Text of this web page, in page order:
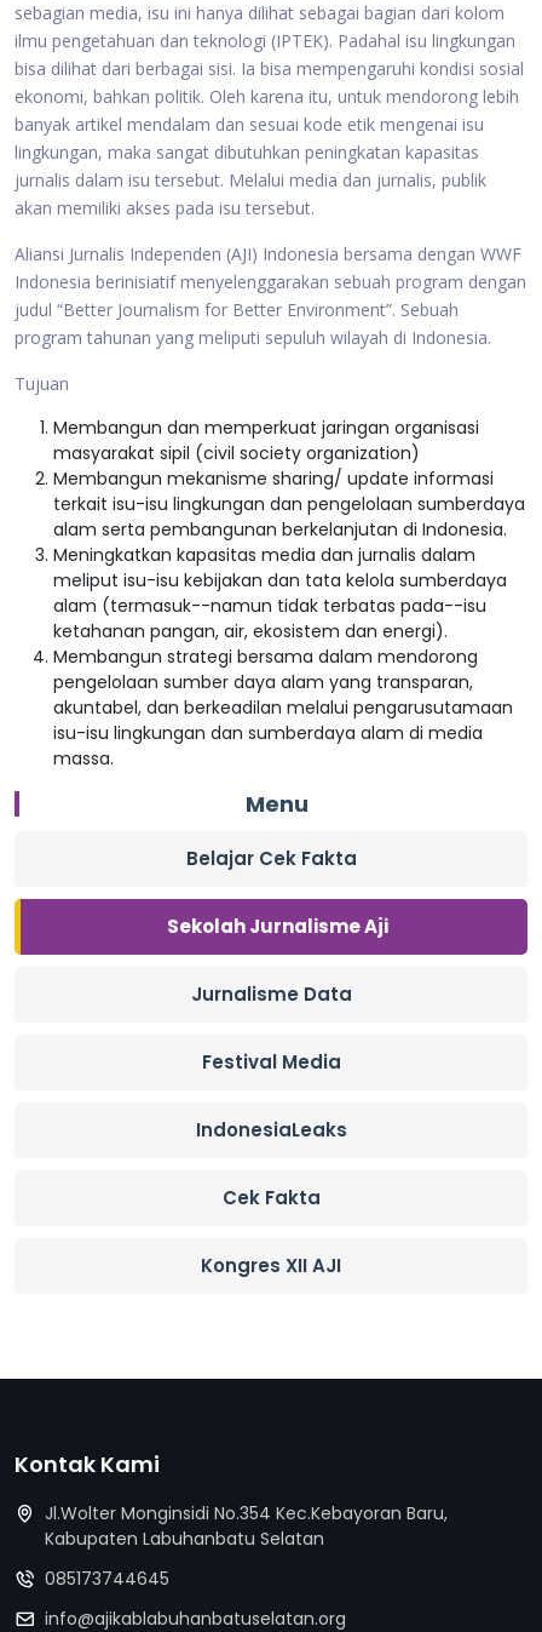
sebagian media, isu ini hanya dilihat sebagai bagian dari kolom
ilmu pengetahuan dan teknologi (IPTEK). Padahal isu lingkungan
bisa dilihat dari berbagai sisi. Ia bisa mempengaruhi kondisi sosial
ekonomi, bahkan politik. Oleh karena itu, untuk mendorong lebih
banyak artikel mendalam dan sesuai kode etik mengenai isu
lingkungan, maka sangat dibutuhkan peningkatan kapasitas
jurnalis dalam isu tersebut. Melalui media dan jurnalis, publik
akan memiliki akses pada isu tersebut.
Aliansi Jurnalis Independen (AJI) Indonesia bersama dengan WWF
Indonesia berinisiatif menyelenggarakan sebuah program dengan
judul “Better Journalism for Better Environment”. Sebuah
program tahunan yang meliputi sepuluh wilayah di Indonesia.
Tujuan
Membangun dan memperkuat jaringan organisasi
masyarakat sipil (civil society organization)
Membangun mekanisme sharing/ update informasi
terkait isu-isu lingkungan dan pengelolaan sumberdaya
alam serta pembangunan berkelanjutan di Indonesia.
Meningkatkan kapasitas media dan jurnalis dalam
meliput isu-isu kebijakan dan tata kelola sumberdaya
alam (termasuk--namun tidak terbatas pada--isu
ketahanan pangan, air, ekosistem dan energi).
Membangun strategi bersama dalam mendorong
pengelolaan sumber daya alam yang transparan,
akuntabel, dan berkeadilan melalui pengarusutamaan
isu-isu lingkungan dan sumberdaya alam di media
massa.
Menu
Belajar Cek Fakta
Sekolah Jurnalisme Aji
Jurnalisme Data
Festival Media
IndonesiaLeaks
Cek Fakta
Kongres XII AJI
Kontak Kami
Jl.Wolter Monginsidi No.354 Kec.Kebayoran Baru,
Kabupaten Labuhanbatu Selatan
085173744645
info@ajikablabuhanbatuselatan.org